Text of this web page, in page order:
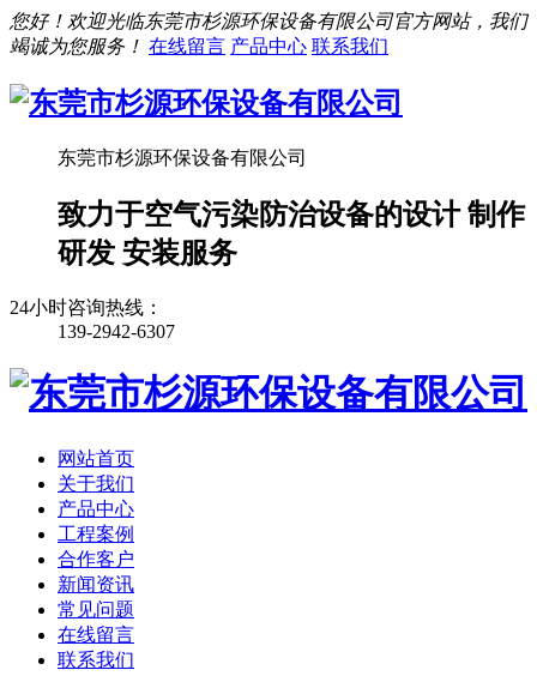
您好！欢迎光临东莞市杉源环保设备有限公司官方网站，我们
竭诚为您服务！ 在线留言 产品中心 联系我们
东莞市杉源环保设备有限公司
致力于空气污染防治设备的设计 制作
研发 安装服务
24小时咨询热线：
139-2942-6307
网站首页
关于我们
产品中心
工程案例
合作客户
新闻资讯
常见问题
在线留言
联系我们